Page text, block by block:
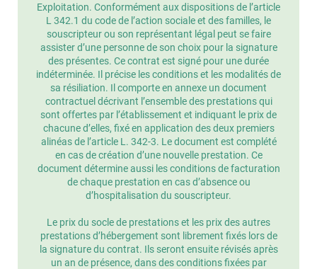
Exploitation. Conformément aux dispositions de l’article
L 342.1 du code de l’action sociale et des familles, le
souscripteur ou son représentant légal peut se faire
assister d’une personne de son choix pour la signature
des présentes. Ce contrat est signé pour une durée
indéterminée. Il précise les conditions et les modalités de
sa résiliation. Il comporte en annexe un document
contractuel décrivant l’ensemble des prestations qui
sont offertes par l’établissement et indiquant le prix de
chacune d’elles, fixé en application des deux premiers
alinéas de l’article L. 342-3. Le document est complété
en cas de création d’une nouvelle prestation. Ce
document détermine aussi les conditions de facturation
de chaque prestation en cas d’absence ou
d’hospitalisation du souscripteur.
Le prix du socle de prestations et les prix des autres
prestations d’hébergement sont librement fixés lors de
la signature du contrat. Ils seront ensuite révisés après
un an de présence, dans des conditions fixées par